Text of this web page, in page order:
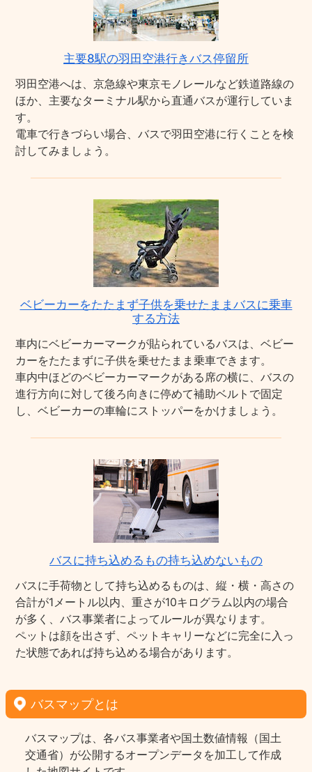
主要8駅の羽田空港行きバス停留所
羽田空港へは、京急線や東京モノレールなど鉄道路線の
ほか、主要なターミナル駅から直通バスが運行していま
す。
電車で行きづらい場合、バスで羽田空港に行くことを検
討してみましょう。
ベビーカーをたたまず子供を乗せたままバスに乗車
する方法
車内にベビーカーマークが貼られているバスは、ベビー
カーをたたまずに子供を乗せたまま乗車できます。
車内中ほどのベビーカーマークがある席の横に、バスの
進行方向に対して後ろ向きに停めて補助ベルトで固定
し、ベビーカーの車輪にストッパーをかけましょう。
バスに持ち込めるもの持ち込めないもの
バスに手荷物として持ち込めるものは、縦・横・高さの
合計が1メートル以内、重さが10キログラム以内の場合
が多く、バス事業者によってルールが異なります。
ペットは顔を出さず、ペットキャリーなどに完全に入っ
た状態であれば持ち込める場合があります。
バスマップとは
バスマップは、各バス事業者や国土数値情報（国土
交通省）が公開するオープンデータを加工して作成